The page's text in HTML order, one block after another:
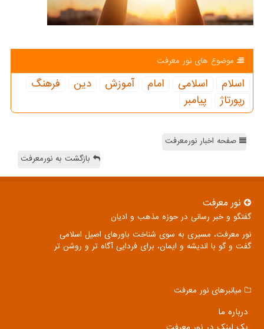
موضوع های نور معرفت
اسلام اسلامی امام آموزش دین
فرهنگ
رپورتاژ
پیامبر
صفحه اخبار نورمعرفت
بازگشت به نورمعرفت
نور معرفت
گفتگو و خبر رسانی در حوزه مذهب و ادیان
نور معرفت، مسیری به سوی شناخت باورهای اصیل اسلامی
گفت و گو با اندیشه و ایمان، برای فردایی آگاه تر و روشن تر
میانبرهای نور معرفت
درباره ما